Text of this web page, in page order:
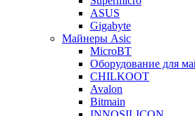
ASUS
Gigabyte
Майнеры Asic
MicroBT
Оборудование для
CHILKOOT
Avalon
Bitmain